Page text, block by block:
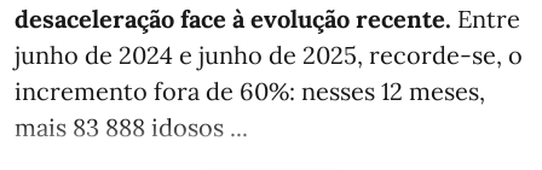
desaceleração face à evolução recente. Entre
junho de 2024 e junho de 2025, recorde-se, o
incremento fora de 60%: nesses 12 meses,
mais 83 888 idosos ...